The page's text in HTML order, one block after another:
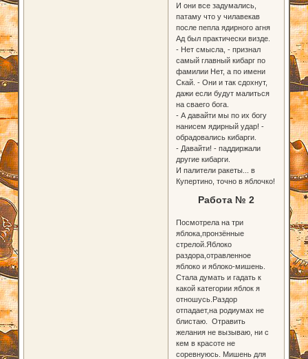
И они все задумались,
патаму что у чилавекав
после пепла ядирного агня
Ад был практически визде.
- Нет смысла, - признал
самый главный кибарг по
фамилии Нет, а по имени
Скай. - Они и так сдохнут,
дажи если будут малиться
на сваего бога.
- А давайти мы по их богу
нанисем ядирный удар! -
обрадовались кибарги.
- Давайти! - паддиржали
другие кибарги.
И палители ракеты... в
Купертино, точно в яблочко!
Работа № 2
Посмотрела на три
яблока,пронзённые
стрелой.Яблоко
раздора,отравленное
яблоко и яблоко-мишень.
Стала думать и гадать к
какой категории яблок я
отношусь.Раздор
отпадает,на родиумах не
блистаю. Отравить
желания не вызываю, ни с
кем в красоте не
соревнуюсь. Мишень для